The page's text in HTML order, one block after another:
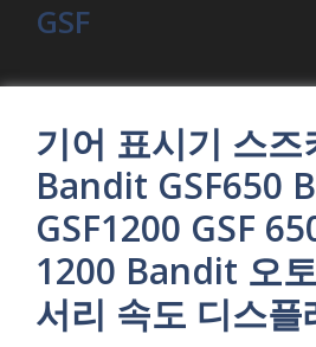
GSF
기어 표시기 스즈
Bandit GSF650
GSF1200 GSF
1200 Bandit 오
서리 속도 디스플